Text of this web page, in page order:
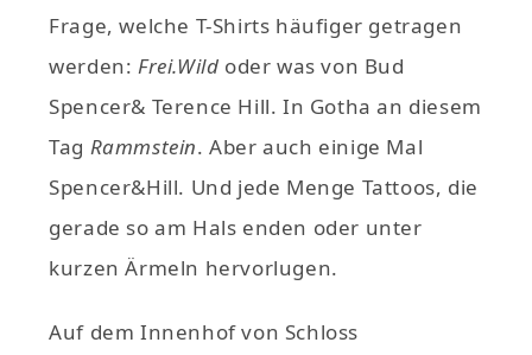
Frage, welche T-Shirts häufiger getragen
werden:Frei.Wild oder was von Bud
Spencer& Terence Hill. In Gotha an diesem
Tag Rammstein. Aber auch einige Mal
Spencer&Hill. Und jede Menge Tattoos, die
gerade so am Hals enden oder unter
kurzen Ärmeln hervorlugen.
Auf dem Innenhof von Schloss